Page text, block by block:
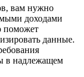
вам нужно
доходами
поможет
данные.
в надлежащем